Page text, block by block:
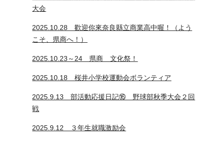
大会
2025.10.28 歡迎你來奈良縣立商業高中喔！（よう
こそ、県商へ！）
2025.10.23～24 県商 文化祭！
2025.10.18 桜井小学校運動会ボランティア
2025.9.13 部活動応援日記⑯ 野球部秋季大会２回
戦
2025.9.12 ３年生就職激励会